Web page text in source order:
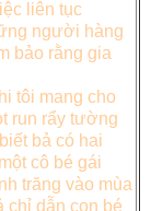
liên tục
người hàng
bảo rằng gia
tôi mang cho
run rẩy tường
bả có hai
cô bé gái
trăng vào mùa
chỉ dẫn con bé